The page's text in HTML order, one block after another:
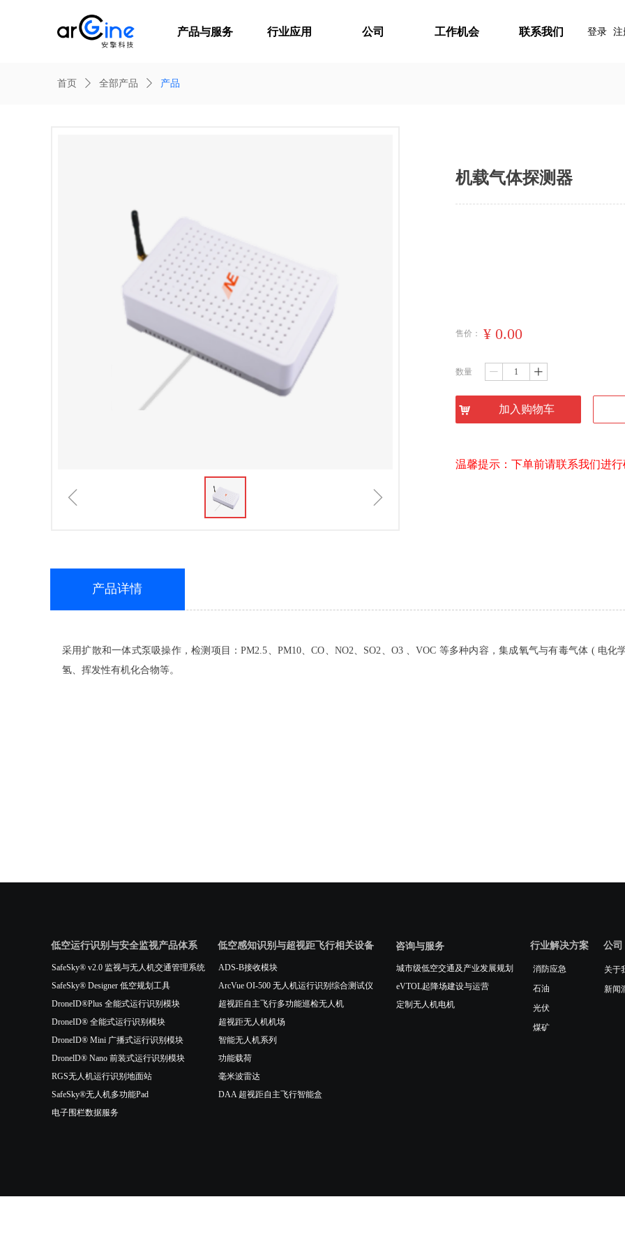
产品与服务 行业应用 公司 工作机会 联系我们 登录 注
首页 ꄲ 全部产品 ꄲ 产品
ꁆ ꁇ
机载气体探测器
数量 ꄷ ꄸ
낙 加入购物车
售价： ¥ 0.00
温馨提示：下单前请联系我们进行
采用扩散和一体式泵吸操作，检测项目：PM2.5、PM10、CO、NO2、SO2、O3 、VOC 等多种内容，集成氧气与有毒气体 ( 电
氢、挥发性有机化合物等。
产品详情
低空运行识别与安全监视产品体系
SafeSky® v2.0 监视与无人机交通管理系统
SafeSky® Designer 低空规划工具
DroneID®Plus 全能式运行识别模块
DroneID® 全能式运行识别模块
DroneID® Mini 广播式运行识别模块
DronelD® Nano 前装式运行识别模块
RGS无人机运行识别地面站
SafeSky®无人机多功能Pad
电子围栏数据服务
ADS-B接收模块
ArcVue OI-500 无人机运行识别综合测试仪
超视距自主飞行多功能巡检无人机
超视距无人机机场
智能无人机系列
功能载荷
毫米波雷达
DAA 超视距自主飞行智能盒
低空感知识别与超视距飞行相关设备 咨询与服务
城市级低空交通及产业发展规划
eVTOL起降场建设与运营
定制无人机电机
消防应急
石油
光伏
煤矿
行业解决方案 公司
关于
新闻